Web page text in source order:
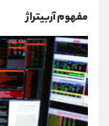
مفهوم آربیتراژ